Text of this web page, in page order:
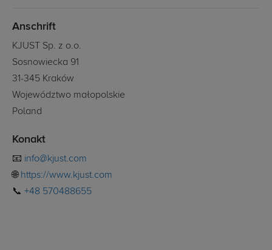
Anschrift
KJUST Sp. z o.o.
Sosnowiecka 91
31-345 Kraków
Województwo małopolskie
Poland
Konakt
📧 info@kjust.com
🌐 https://www.kjust.com
📞 +48 570488655